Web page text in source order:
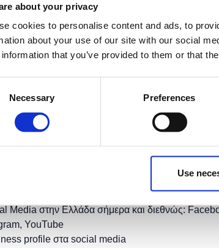
about your privacy
cookies to personalise content and ads, to
about your use of our site with our social
that you’ve provided to them or that
Necessary Preferences
Use
να δώσει την δυνατότητα στους
δικτύωσης, να μάθουν τον τρόπο
να δουν βέλτιστες πρακτικές απο
Digital Marketing
Media στην Ελλάδα σήμερα και διεθνώς:
YouTube
profile στα social media